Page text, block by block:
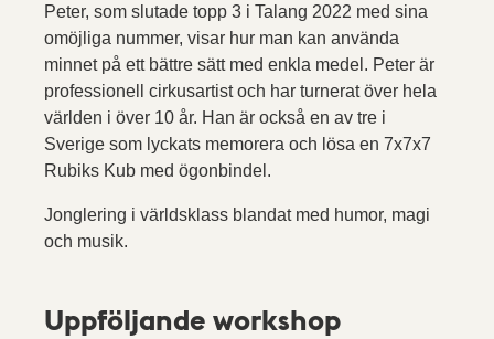
Peter, som slutade topp 3 i Talang 2022 med sina
omöjliga nummer, visar hur man kan använda
minnet på ett bättre sätt med enkla medel. Peter är
professionell cirkusartist och har turnerat över hela
världen i över 10 år. Han är också en av tre i
Sverige som lyckats memorera och lösa en 7x7x7
Rubiks Kub med ögonbindel.
Jonglering i världsklass blandat med humor, magi
och musik.
Uppföljande workshop